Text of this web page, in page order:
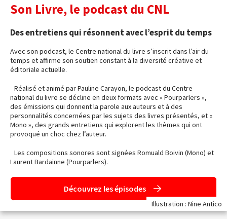
Son Livre, le podcast du CNL
Des entretiens qui résonnent avec l’esprit du temps
Avec son podcast, le Centre national du livre s’inscrit dans l’air du
temps et affirme son soutien constant à la diversité créative et
éditoriale actuelle.
Réalisé et animé par Pauline Carayon, le podcast du Centre
national du livre se décline en deux formats avec « Pourparlers »,
des émissions qui donnent la parole aux auteurs et à des
personnalités concernées par les sujets des livres présentés, et «
Mono », des grands entretiens qui explorent les thèmes qui ont
provoqué un choc chez l’auteur.
Les compositions sonores sont signées Romuald Boivin (Mono) et
Laurent Bardainne (Pourparlers).
Découvrez les épisodes
Illustration : Nine Antico